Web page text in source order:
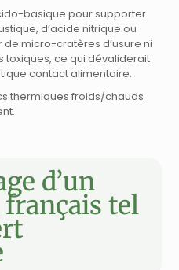
basique pour supporter
d’acide nitrique ou
micro-cratères d’usure ni
ce qui dévaliderait
contact alimentaire.
thermiques froids/chauds
d’un
tel